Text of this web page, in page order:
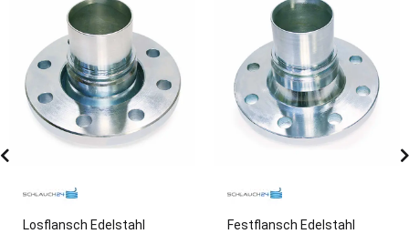
Losflansch Edelstahl
Festflansch Edelstahl